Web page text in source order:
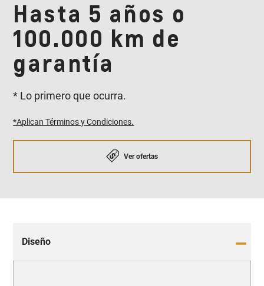
Hasta 5 años o
100.000 km de
garantía
* Lo primero que ocurra.
*Aplican Términos y Condiciones.
Ver ofertas
Diseño